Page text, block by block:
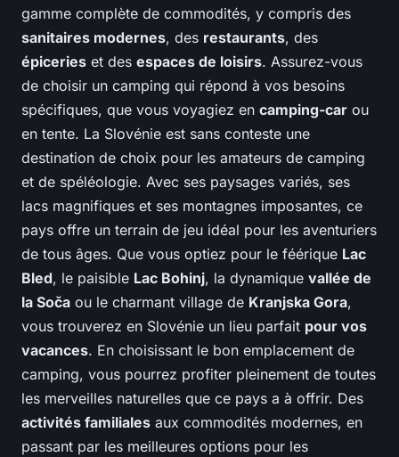
gamme complète de commodités, y compris des
sanitaires modernes, des restaurants, des
épiceries et des espaces de loisirs. Assurez-vous
de choisir un camping qui répond à vos besoins
spécifiques, que vous voyagiez en camping-car ou
en tente. La Slovénie est sans conteste une
destination de choix pour les amateurs de camping
et de spéléologie. Avec ses paysages variés, ses
lacs magnifiques et ses montagnes imposantes, ce
pays offre un terrain de jeu idéal pour les aventuriers
de tous âges. Que vous optiez pour le féérique Lac
Bled, le paisible Lac Bohinj, la dynamique vallée de
la Soča ou le charmant village de Kranjska Gora,
vous trouverez en Slovénie un lieu parfait pour vos
vacances. En choisissant le bon emplacement de
camping, vous pourrez profiter pleinement de toutes
les merveilles naturelles que ce pays a à offrir. Des
activités familiales aux commodités modernes, en
passant par les meilleures options pour les